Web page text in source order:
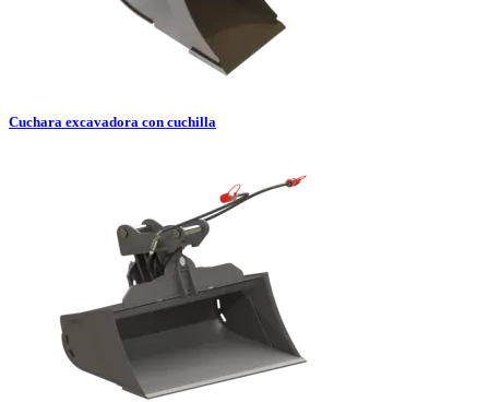
Cuchara excavadora con cuchilla